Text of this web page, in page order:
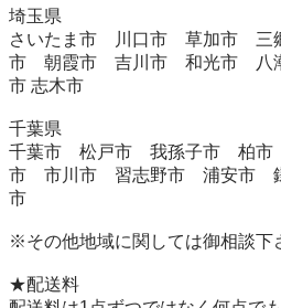
埼玉県
さいたま市　川口市　草加市　三
市　朝霞市　吉川市　和光市　八
市 志木市
千葉県
千葉市　松戸市　我孫子市　柏市
市　市川市　習志野市　浦安市
市
※その他地域に関しては御相談下
★配送料